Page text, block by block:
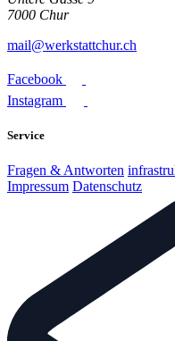
7000 Chur
mail@werkstattchur.ch
Facebook
Instagram
Service
Fragen & Antworten
Impressum Datenschutz